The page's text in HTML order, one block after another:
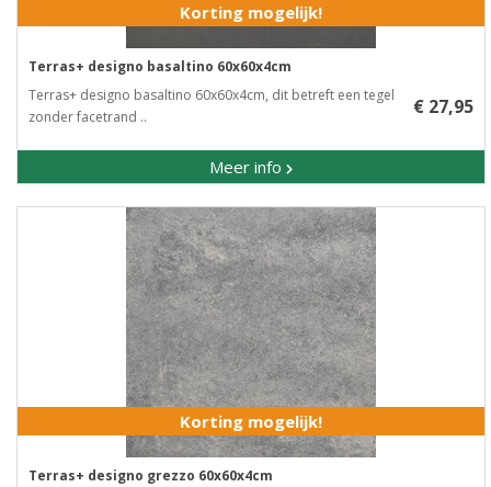
Korting mogelijk!
Terras+ designo basaltino 60x60x4cm
Terras+ designo basaltino 60x60x4cm, dit betreft een tegel
zonder facetrand ..
Meer info
€ 27,95
Korting mogelijk!
Terras+ designo grezzo 60x60x4cm